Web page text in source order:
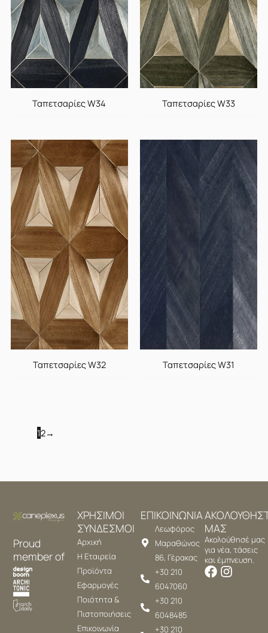
Ταπετσαρίες W34 Ταπετσαρίες W33
Ταπετσαρίες W32 Ταπετσαρίες W31
12→
Proud
member of
ΧΡΗΣΙΜΟΙ
ΣΥΝΔΕΣΜΟΙ
Αρχική
Η Εταιρεία
Προϊόντα
Εφαρμογές
Ποιότητα &
Πιστοποιήσεις
Επικοινωνία
ΕΠΙΚΟΙΝΩΝΙΑ
Λεωφόρος
Μαραθώνος
86, Γέρακας
+30 210
6047060
+30 210
6048485
+30 210
ΜΑΣ
Ακολούθησέ μας
για νέα, τάσεις
και έμπνευση.